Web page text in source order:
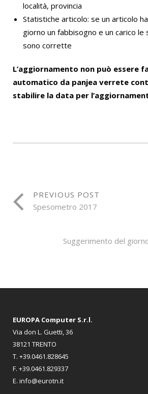
località, provincia
Statistiche articolo: se un articolo
giorno un fabbisogno e un carico le
sono corrette
L’aggiornamento non può essere
automatico da panjea verrete
stabilire la data per
PREVIOUS POST
Spesometro 2017
Suggerimento del
EUROPA Computer S.r.l.
Via don L. Guetti, 36
38121 TRENTO
T. +39.0461.828645
F. +39.0461.829337
E. info@eurotn.it